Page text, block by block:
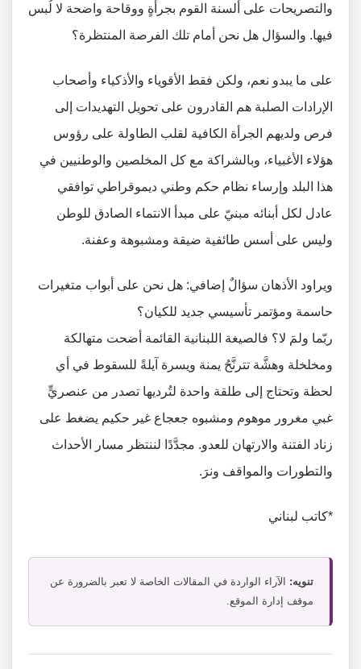
والتصريحات على ألسنة القوم بجرأةٍ ووقاحة واضحة لا لُبس
فيها. والسؤال هل نحن أمام تلك الفرصة المنتظرة؟
على ما يبدو نعم، ولكن فقط الأقوياء والأذكياء وأصحاب
الإرادات الصلبة هم القادرون على تحويل التهديدات إلى
فرص ولديهم الجرأة الكافية لقلب الطاولة على رؤوس
هؤلاء الأغبياء، وبالشراكة مع كل المخلصين والوطنيين في
هذا البلد وإرساء نظام حكم وطني ديموقراطي توافقي
عادل لكل أبنائه مبنيّ على مبدأ الانتماء الصادق للوطن
وليس على أسس طائفية ضيقة ومشبوهة وعفنة.
ويراود الأذهان سؤالٌ إضافي: هل نحن على أبواب متغيرات
حاسمة ومؤتمر تأسيسي جديد للكيان؟
ربّما ولمَ لا؟ فالصيغة اللبنانية القائمة أضحت متهالكة
ومخلخلة وهشَّة تترنَّحُ يمنة ويسرة آيلةً للسقوط في أي
لحظة وتحتاج إلى طلقة واحدة لتُرديها تصدر من عنصريٍّ
غبي مغرور موهوم ومشبوه جعجاع غير حكيم يضغط على
زناد الفتنة والارتهان للعدو. مجدَّدًا لننتظر مسار الأحداث
والتطورات والمواقف ونرَ.
*كاتب لبناني
تنويه: الآراء الواردة في المقالات الخاصة لا تعبر بالضرورة عن
موقف إدارة الموقع.